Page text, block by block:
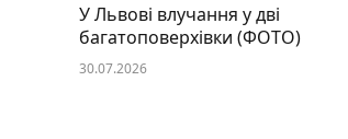
У Львові влучання у дві
багатоповерхівки (ФОТО)
30.07.2026